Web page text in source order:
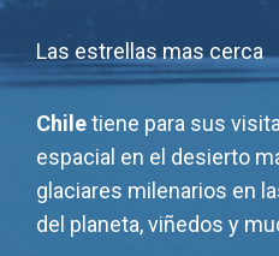
Las estrellas mas cerca
Chiletiene para sus
espacial en el desierto
glaciares milenarios en
del planeta, viñedos y